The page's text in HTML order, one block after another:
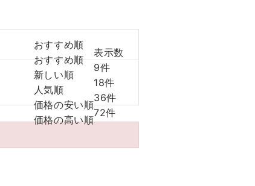
おすすめ順
おすすめ順
新しい順
人気順
価格の安い順
価格の高い順
表示数
9件
18件
36件
72件